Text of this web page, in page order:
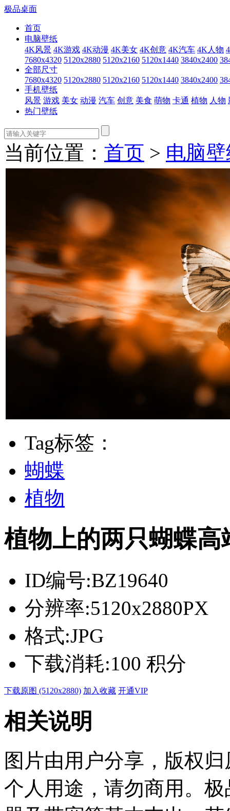
极品桌面
首页
电脑壁纸
4K风景 4K游戏 4K动漫 4K美女 4K创意 4K汽车 4K人物
7680x4320 5120x2880 5120x2160 5120x1440 3840x2400
全部尺寸
7680x4320 5120x2880 5120x2160 5120x1440 3840x2400
手机壁纸
风景 游戏 美女 动漫 汽车 创意 美食 萌物 卡通 植物 人物
热门壁纸
当前位置： 首页 > 电脑
Tag标签：
蝴蝶
植物
植物上的两只蝴蝶
ID编号:BZ19640
分辨率:5120x2880PX
格式:JPG
下载消耗:100 积分
下载原图 (5120x2880) 加入收藏 开通VIP
相关说明
图片由用户分享，版权
个人用途，请勿商用。